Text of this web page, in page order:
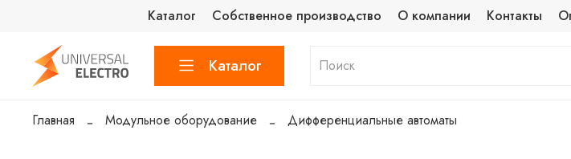
Каталог Собственное производство О компании Контакты
Каталог
Главная Модульное оборудование Дифференциальные автоматы